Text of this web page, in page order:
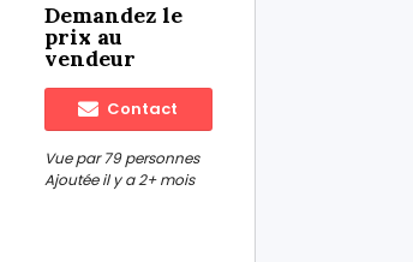
Demandez le
prix au
vendeur
Contact
Vue par 79 personnes
Ajoutée il y a 2+ mois